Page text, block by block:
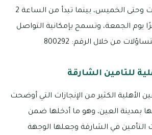
مساءً يوم السبت وحتى الخميس، بينما تبدأ من الساعة 2
إلى 10 ظهرًا يوم الجمعة، وتسمح بإمكانية التواصل
من خلال الرقم: 800292
للتامين الشارقة
الأهلية الكثير من الإنجازات التي أوضحت
بمدينة العين، وهو ما أدخلها ضمن
التأمين في الشارقة وجعلها الوجهة